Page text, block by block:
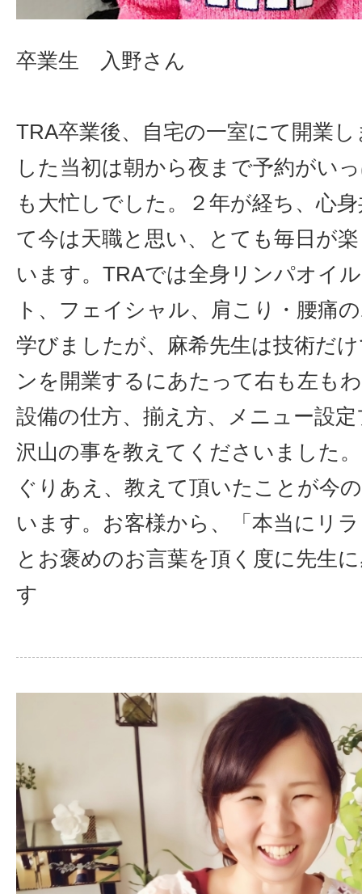
卒業生 入野さん
TRA卒業後、自宅の一室にて開業
した当初は朝から夜まで予約がい
も大忙しでした。２年が経ち、心
て今は天職と思い、とても毎日が
います。TRAでは全身リンパオイ
ト、フェイシャル、肩こり・腰痛
学びましたが、麻希先生は技術だ
ンを開業するにあたって右も左も
設備の仕方、揃え方、メニュー設
沢山の事を教えてくださいました
ぐりあえ、教えて頂いたことが今
います。お客様から、「本当にリ
とお褒めのお言葉を頂く度に先生
す